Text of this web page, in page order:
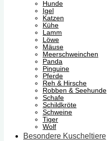
Hunde
Igel
Katzen
Kühe
Lamm
Löwe
Mäuse
Meerschweinchen
Panda
Pinguine
Pferde
Reh & Hirsche
Robben & Seehunde
Schafe
Schildkröte
Schweine
Tiger
Wolf
Besondere Kuscheltiere